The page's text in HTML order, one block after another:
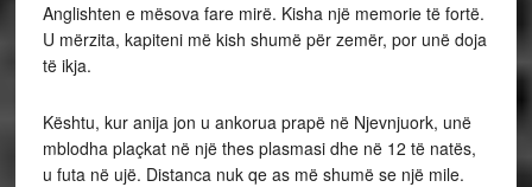
Anglishten e mësova fare mirë. Kisha një memorie të fortë.
U mërzita, kapiteni më kish shumë për zemër, por unë doja
të ikja.
Kështu, kur anija jon u ankorua prapë në Njevnjuork, unë
mblodha plaçkat në një thes plasmasi dhe në 12 të natës,
u futa në ujë. Distanca nuk qe as më shumë se një mile.